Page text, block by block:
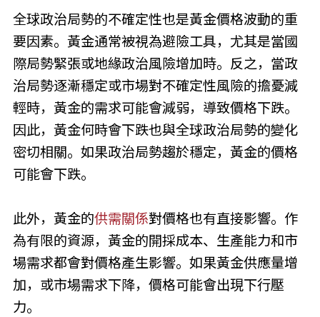
全球政治局勢的不確定性也是黃金價格波動的重
要因素。黃金通常被視為避險工具，尤其是當國
際局勢緊張或地緣政治風險增加時。反之，當政
治局勢逐漸穩定或市場對不確定性風險的擔憂減
輕時，黃金的需求可能會減弱，導致價格下跌。
因此，黃金何時會下跌也與全球政治局勢的變化
密切相關。如果政治局勢趨於穩定，黃金的價格
可能會下跌。
此外，黃金的供需關係對價格也有直接影響。作
為有限的資源，黃金的開採成本、生產能力和市
場需求都會對價格產生影響。如果黃金供應量增
加，或市場需求下降，價格可能會出現下行壓
力。